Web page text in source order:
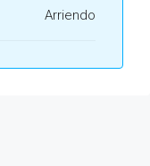
Arriendo